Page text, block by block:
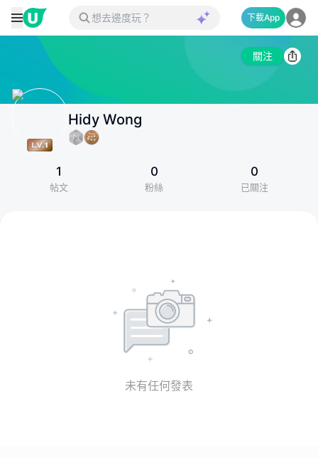
下載App
關注
Hidy Wong
1
帖文
0
粉絲
0
已關注
未有任何發表